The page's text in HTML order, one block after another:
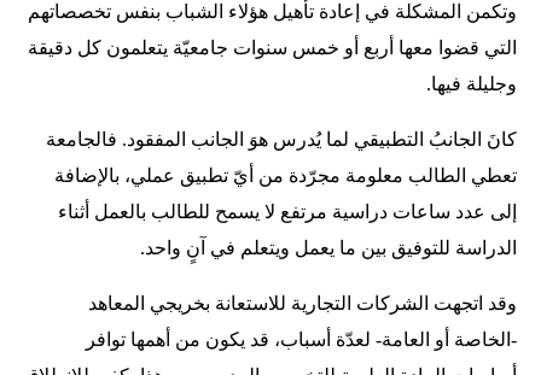
وتكمن المشكلة في إعادة تأهيل هؤلاء الشباب بنفس تخصصاتهم
التي قضوا معها أربع أو خمس سنوات جامعيّة يتعلمون كل دقيقة
وجليلة فيها.
كانَ الجانبُ التطبيقي لما يُدرس هوَ الجانب المفقود. فالجامعة
تعطي الطالب معلومة مجرّدة من أيّ تطبيق عملي، بالإضافة
إلى عدد ساعات دراسية مرتفع لا يسمح للطالب بالعمل أثناء
الدراسة للتوفيق بين ما يعمل ويتعلم في آنٍ واحد.
وقد اتجهت الشركات التجارية للاستعانة بخريجي المعاهد
-الخاصة أو العامة- لعدّة أسباب، قد يكون من أهمها توافر